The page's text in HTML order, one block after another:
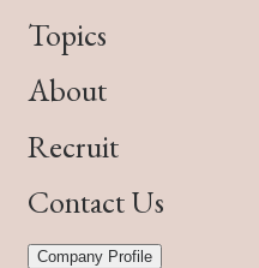
Topics
About
Recruit
Contact Us
Company Profile